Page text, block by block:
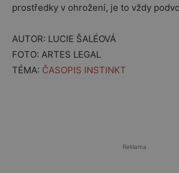
prostředky v ohrožení, je to vždy
AUTOR: LUCIE ŠALÉOVÁ
FOTO: ARTES LEGAL
TÉMA: ČASOPIS INSTINKT
Reklama